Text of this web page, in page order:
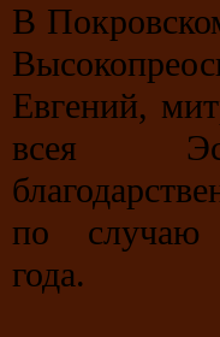
В
Евгений,
всея
по случаю
года.